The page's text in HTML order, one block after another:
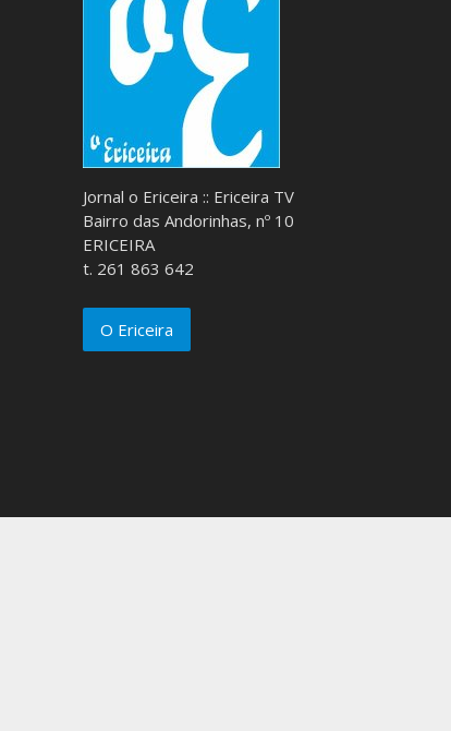
Jornal o Ericeira :: Ericeira TV
Bairro das Andorinhas, nº 10
ERICEIRA
t. 261 863 642
O Ericeira